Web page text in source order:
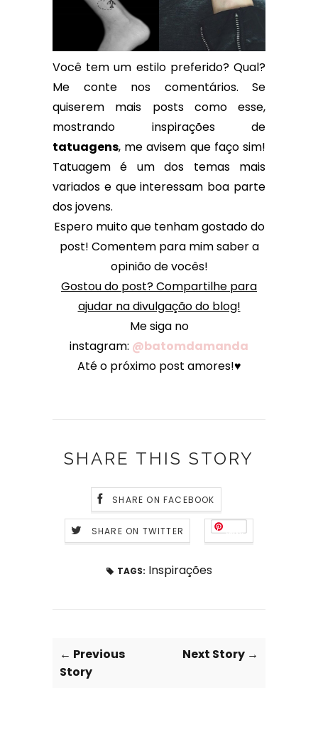
Você tem um estilo preferido? Qual?
Me conte nos comentários. Se
quiserem mais posts como esse,
mostrando inspirações de
tatuagens, me avisem que faço sim!
Tatuagem é um dos temas mais
variados e que interessam boa parte
dos jovens.
Espero muito que tenham gostado do
post! Comentem para mim saber a
opinião de vocês!
Gostou do post? Compartilhe para
ajudar na divulgação do blog!
Me siga no
instagram: @batomdamanda
Até o próximo post amores!♥
SHARE THIS STORY
SHARE ON FACEBOOK
SHARE ON TWITTER Save
TAGS: Inspirações
← Previous
Story
Next Story →